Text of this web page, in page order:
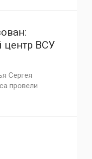
ВСУ
Сергея
провели